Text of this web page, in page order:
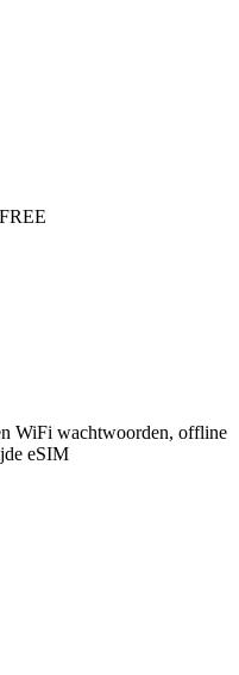
WiFi wachtwoorden, offline
eSIM